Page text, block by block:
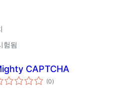
험됨
CAPTCHA
(0전
체)